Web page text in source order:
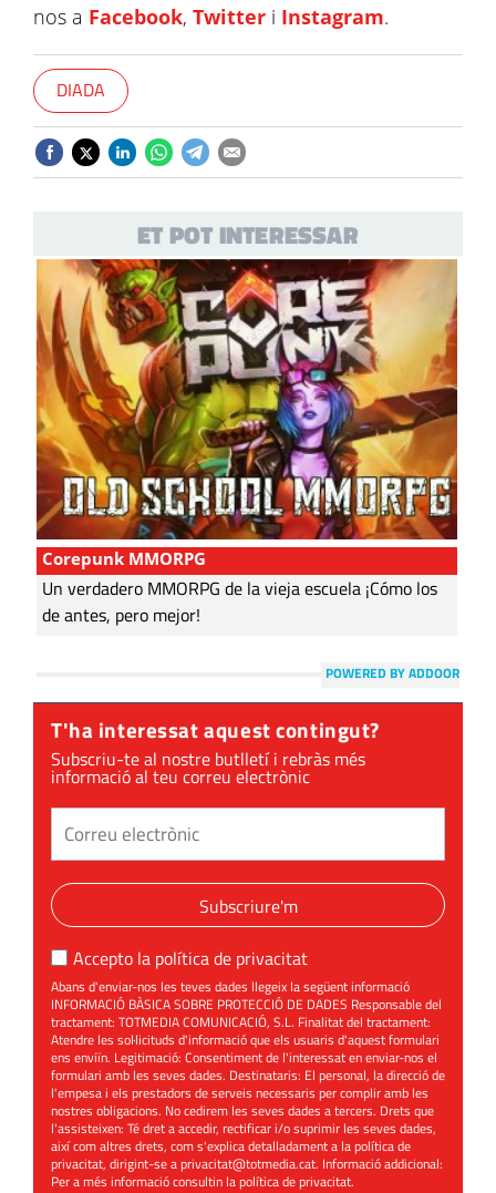
nos a Facebook, Twitter i Instagram.
DIADA
ET POT INTERESSAR
Corepunk MMORPG
Un verdadero MMORPG de la vieja escuela ¡Cómo los
de antes, pero mejor!
POWERED BY ADDOOR
T'ha interessat aquest contingut?
Subscriu-te al nostre butlletí i rebràs més
informació al teu correu electrònic
Subscriure'm
Accepto la política de privacitat
Abans d'enviar-nos les teves dades llegeix la següent informació
INFORMACIÓ BÀSICA SOBRE PROTECCIÓ DE DADES Responsable del
tractament: TOTMEDIA COMUNICACIÓ, S.L. Finalitat del tractament:
Atendre les sol·licituds d'informació que els usuaris d'aquest formulari
ens enviïn. Legitimació: Consentiment de l'interessat en enviar-nos el
formulari amb les seves dades. Destinataris: El personal, la direcció de
l'empesa i els prestadors de serveis necessaris per complir amb les
nostres obligacions. No cedirem les seves dades a tercers. Drets que
l'assisteixen: Té dret a accedir, rectificar i/o suprimir les seves dades,
així com altres drets, com s'explica detalladament a la política de
privacitat, dirigint-se aprivacitat@totmedia.cat. Informació addicional:
Per a més informació consultin lapolítica de privacitat.